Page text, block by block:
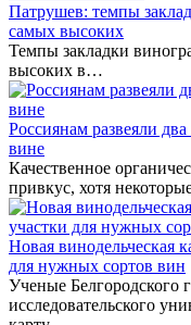
Патрушев: темпы
самых высоких
Темпы закладки
высоких в…
Россиянам развеяли
вине
Качественное
привкус, хотя
Новая винодельческая
для нужных сортов вин
Ученые Белгородского
исследовательского